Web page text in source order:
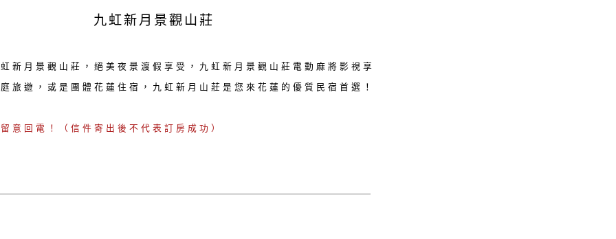
九虹新月景觀山莊
新月景觀山莊，絕美夜景渡假享受，九虹新月景觀山莊電動麻將影視享
旅遊，或是團體花蓮住宿，九虹新月山莊是您來花蓮的優質民宿首選！
意回電！（信件寄出後不代表訂房成功）